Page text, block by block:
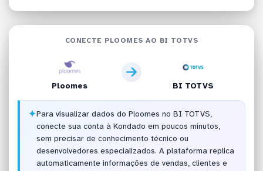
CONECTE PLOOMES AO BI TOTVS
Ploomes BI TOTVS
✦Para visualizar dados do Ploomes no BI TOTVS,
conecte sua conta à Kondado em poucos minutos,
sem precisar de conhecimento técnico ou
desenvolvedores especializados. A plataforma replica
automaticamente informações de vendas, clientes e